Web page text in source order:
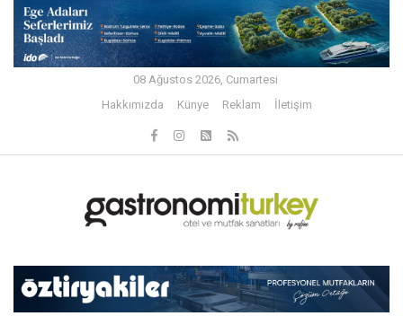
08 Ağustos 2026, Cumartesi
Hakkımızda
Künye Reklam İletişim